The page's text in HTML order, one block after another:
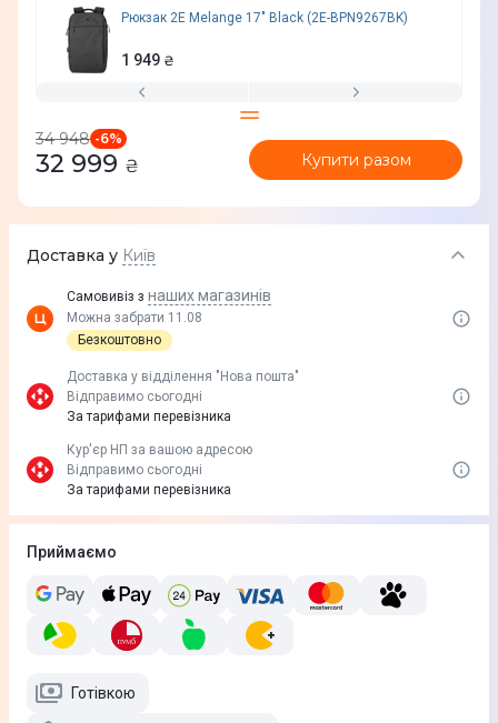
Рюкзак 2E Melange 17" Black (2E-BPN9267BK)
1 949 ₴
34 948 -6%
32 999 ₴ Купити разом
Доставка у Київ
Самовивіз з наших магазинів
Можна забрати 11.08
Безкоштовно
Доставка у вiддiлення "Нова пошта"
Відправимо сьогодні
За тарифами перевізника
Кур'єр НП за вашою адресою
Відправимо сьогодні
За тарифами перевізника
Приймаємо
Готівкою